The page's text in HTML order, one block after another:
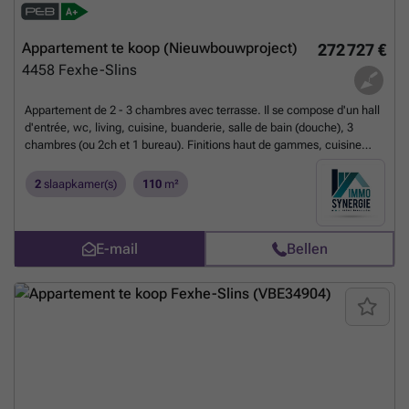
272 727 €
Appartement te koop (Nieuwbouwproject)
4458 Fexhe-Slins
Appartement de 2 - 3 chambres avec terrasse. Il se compose d'un hall
d'entrée, wc, living, cuisine, buanderie, salle de bain (douche), 3
chambres (ou 2ch et 1 bureau). Finitions haut de gammes, cuisine
refroidissement par le sol via pompe à chaleur Viesmann, système de
ventilation double flux avec récupérateur de chaleur. Emplacement de
parking extérieur au prix de 7000 HTVA. Les frais de raccordement aux
impétrants sont inclus. Plus de renseignements, visites et
documentations au ### (Les informations sont mentionnées à titre
strictement indicatif, la surface habitable est une surface brute)Meer
weten?
2 slaapkamer(s) 110 m²
E-mail Bellen